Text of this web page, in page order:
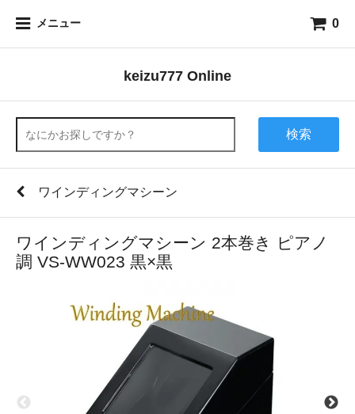
メニュー 0
keizu777 Online
検索
ワインディングマシーン
ワインディングマシーン 2本巻き ピアノ
調 VS-WW023 黒×黒